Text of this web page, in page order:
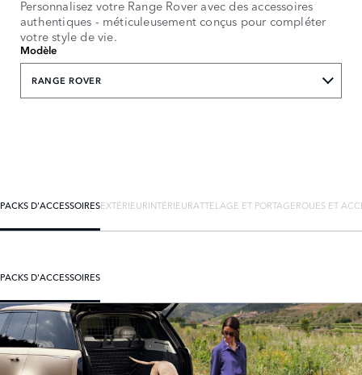
Personnalisez votre Range Rover avec des accessoires
authentiques - méticuleusement conçus pour compléter
votre style de vie.
Modèle
RANGE ROVER
PACKS D'ACCESSOIRESEXTÉRIEURINTÉRIEURATTELAGE ET PORTAGEROUES ET
PACKS D'ACCESSOIRES